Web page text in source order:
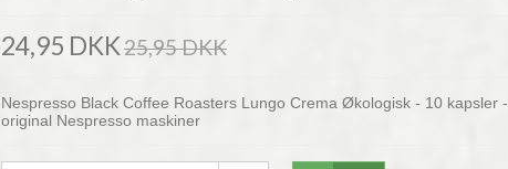
24,95 DKK25,95 DKK
Nespresso Black Coffee Roasters Lungo Crema Økologisk - 10 kapsler -
original Nespresso maskiner